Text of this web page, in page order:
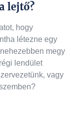
lejtő?
hogy
létezne egy
megy
lendület
vagy